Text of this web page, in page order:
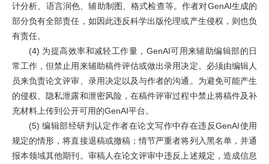
计分析、语言润色、辅助制图、格式检查等。作者对GenAI生成的
部分负有全部责任，如因此违反科学出版伦理或产生侵权，则也负
有责任。
(4) 为提高效率和减轻工作量， GenAI可用来辅助编辑部的日
常工作，但禁止用来辅助稿件评估或做出录用决定。必须由编辑人
员来负责论文评审、录用决定以及与作者的沟通。为避免可能产生
的侵权、隐私泄露和泄密风险，在稿件评审过程中禁止将稿件及补
充材料上传到公开可用的GenAI平台。
(5)编辑部经研判认定作者在论文写作中存在违反GenAI使用
规定的情形，将直接退稿或撤稿；情节严重者将列入黑名单，并通
报本领域其他期刊。审稿人在论文评审中违反上述规定，造成信息